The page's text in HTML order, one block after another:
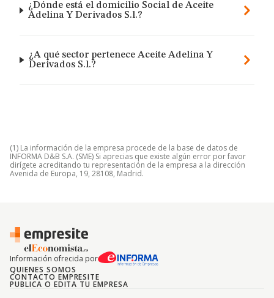
¿Dónde está el domicilio Social de Aceite
Adelina Y Derivados S.l.?
¿A qué sector pertenece Aceite Adelina Y
Derivados S.l.?
(1) La información de la empresa procede de la base de datos de
INFORMA D&B S.A. (SME) Si aprecias que existe algún error por favor
dirígete acreditando tu representación de la empresa a la dirección
Avenida de Europa, 19, 28108, Madrid.
Información ofrecida por
QUIENES SOMOS
CONTACTO EMPRESITE
PUBLICA O EDITA TU EMPRESA